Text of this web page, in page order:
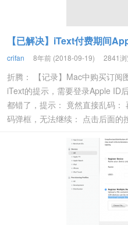
【已解决】iText付费期间
crifan 8年前 (2018-09-19) 2841
折腾： 【记录】Mac中购买订阅
iText的提示，需要登录Apple ID
都错了，提示： 竟然直接乱码
码弹框，无法继续： 点击后面的